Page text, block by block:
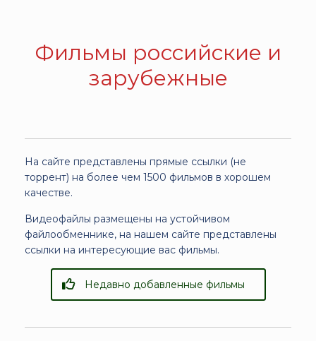
Фильмы российские и
зарубежные
На сайте представлены прямые ссылки (не
торрент) на более чем 1500 фильмов в хорошем
качестве.
Видеофайлы размещены на устойчивом
файлообменнике, на нашем сайте представлены
ссылки на интересующие вас фильмы.
Недавно добавленные фильмы